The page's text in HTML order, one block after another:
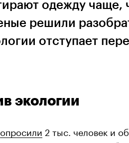
одежду чаще,
решили
отступает
экологии
опросили 2 тыс. человек и